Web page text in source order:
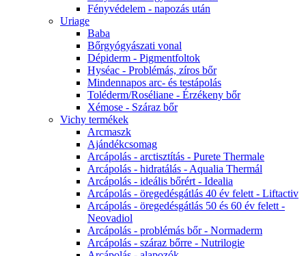
Fényvédelem - napozás után
Uriage
Baba
Bőrgyógyászati vonal
Dépiderm - Pigmentfoltok
Hyséac - Problémás, zíros bőr
Mindennapos arc- és testápolás
Toléderm/Roséliane - Érzékeny bőr
Xémose - Száraz bőr
Vichy termékek
Arcmaszk
Ajándékcsomag
Arcápolás - arctisztítás - Purete Thermale
Arcápolás - hidratálás - Aqualia Thermál
Arcápolás - ideális bőrért - Idealia
Arcápolás - öregedésgátlás 40 év felett - Liftactiv
Arcápolás - öregedésgátlás 50 és 60 év felett -
Neovadiol
Arcápolás - problémás bőr - Normaderm
Arcápolás - száraz bőrre - Nutrilogie